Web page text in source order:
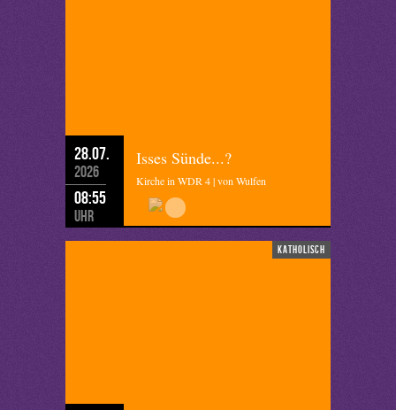
28.07.
2026
08:55
Uhr
Isses Sünde...?
Kirche in WDR 4 | von Wulfen
katholisch